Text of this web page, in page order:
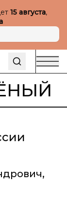
15 августа,
,